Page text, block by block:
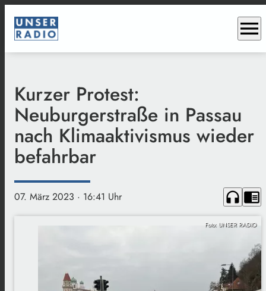
menu
Kurzer Protest:
Neuburgerstraße in Passau
nach Klimaaktivismus wieder
befahrbar
07. März 2023 · 16:41 Uhr headphones chrome_reader_mode
Foto: UNSER RADIO